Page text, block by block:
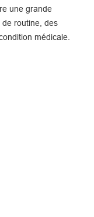
une grande
routine, des
médicale.